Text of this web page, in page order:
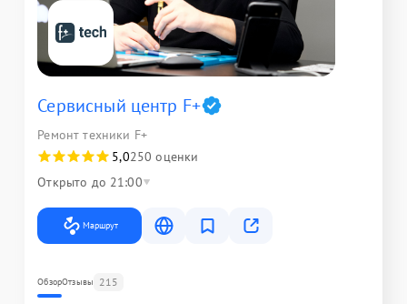
Сервисный центр F+
Ремонт техники F+
5,0250 оценки
Открыто до 21:00
Маршрут
ОбзорОтзывы 215